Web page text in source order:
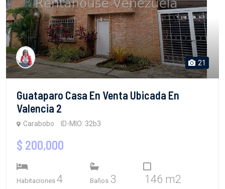
21
Guataparo Casa En Venta Ubicada En
Valencia 2
Carabobo ID-MIO: 32b3
$ 200,000
Habitaciones 4 Baños 3 146 m2